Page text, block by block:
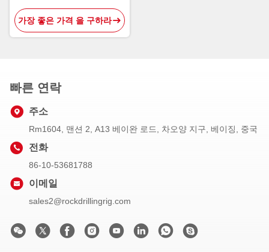
텐 탄화물 절단 도구
가장 좋은 가격 을 구하라
빠른 연락
주소
Rm1604, 맨션 2, A13 베이완 로드, 차오양 지구, 베이징, 중국
전화
86-10-53681788
이메일
sales2@rockdrillingrig.com